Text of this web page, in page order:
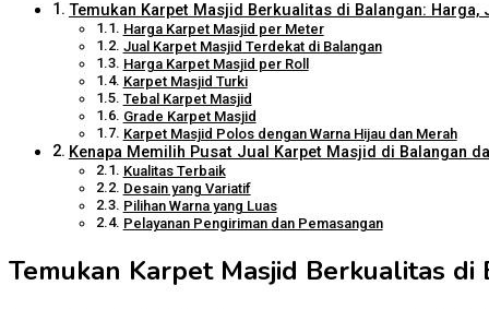
Temukan Karpet Masjid Berkualitas di Balangan: Harga,
Harga Karpet Masjid per Meter
Jual Karpet Masjid Terdekat di Balangan
Harga Karpet Masjid per Roll
Karpet Masjid Turki
Tebal Karpet Masjid
Grade Karpet Masjid
Karpet Masjid Polos dengan Warna Hijau dan Merah
Kenapa Memilih Pusat Jual Karpet Masjid di Balangan
Kualitas Terbaik
Desain yang Variatif
Pilihan Warna yang Luas
Pelayanan Pengiriman dan Pemasangan
Temukan Karpet Masjid Berkualitas